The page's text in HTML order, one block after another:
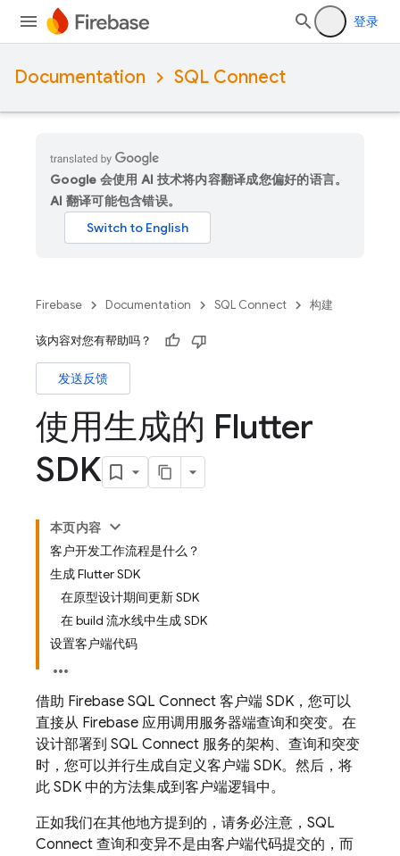
登录
Documentation SQL Connect
Google 会使用 AI 技术将内容翻译成您偏好的语言。
AI 翻译可能包含错误。
Firebase Documentation SQL Connect 构建
该内容对您有帮助吗？
发送反馈
使用生成的 Flutter
SDK
本页内容
客户开发工作流程是什么？
生成 Flutter SDK
在原型设计期间更新 SDK
在 build 流水线中生成 SDK
设置客户端代码
借助 Firebase SQL Connect 客户端 SDK，您可以
直接从 Firebase 应用调用服务器端查询和突变。在
设计部署到 SQL Connect 服务的架构、查询和突变
时，您可以并行生成自定义客户端 SDK。然后，将
此 SDK 中的方法集成到客户端逻辑中。
正如我们在其他地方提到的，请务必注意， SQL
Connect 查询和变异不是由客户端代码提交的，而